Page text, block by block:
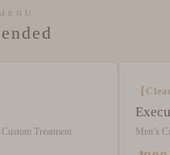
Treatment
【
Men’s